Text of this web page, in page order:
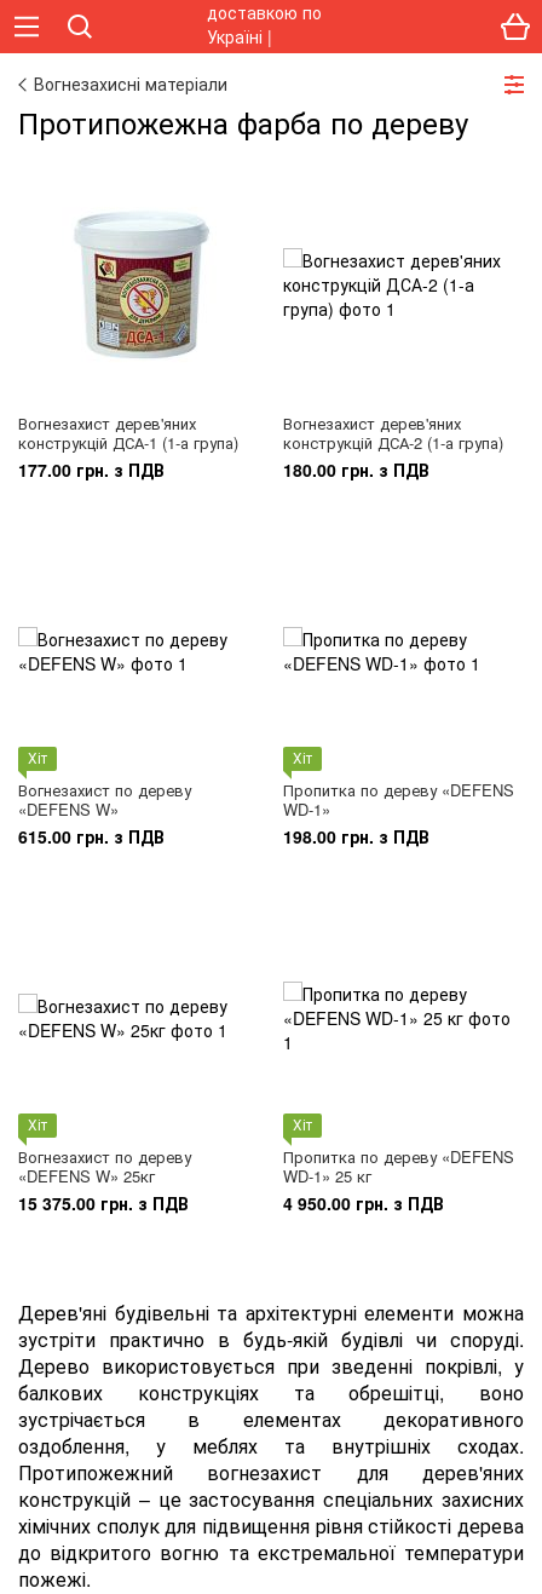
Вогнезахисні матеріали
Протипожежна фарба по дереву
Вогнезахист дерев'яних
конструкцій ДСА-1 (1-а група)
177.00 грн. з ПДВ
Вогнезахист дерев'яних
конструкцій ДСА-2 (1-а група)
180.00 грн. з ПДВ
Хіт
Вогнезахист по дереву
«DEFENS W»
615.00 грн. з ПДВ
Хіт
Пропитка по дереву «DEFENS
WD-1»
198.00 грн. з ПДВ
Хіт
Вогнезахист по дереву
«DEFENS W» 25кг
15 375.00 грн. з ПДВ
Хіт
Пропитка по дереву «DEFENS
WD-1» 25 кг
4 950.00 грн. з ПДВ
Дерев'яні будівельні та архітектурні елементи можна
зустріти практично в будь-якій будівлі чи споруді.
Дерево використовується при зведенні покрівлі, у
балкових конструкціях та обрешітці, воно
зустрічається в елементах декоративного
оздоблення, у меблях та внутрішніх сходах.
Протипожежний вогнезахист для дерев'яних
конструкцій – це застосування спеціальних захисних
хімічних сполук для підвищення рівня стійкості дерева
до відкритого вогню та екстремальної температури
пожежі.